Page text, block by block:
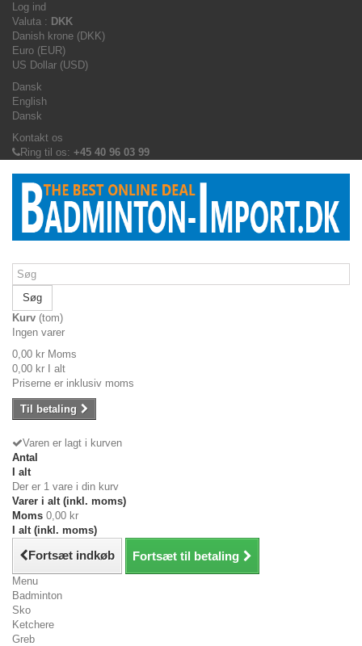
Log ind
Valuta : DKK
Danish krone (DKK)
Euro (EUR)
US Dollar (USD)
Dansk
English
Dansk
Kontakt os
Ring til os: +45 40 96 03 99
Søg
Kurv (tom)
Ingen varer
0,00 kr Moms
0,00 kr I alt
Priserne er inklusiv moms
Til betaling
Varen er lagt i kurven
Antal
I alt
Der er 1 vare i din kurv
Varer i alt (inkl. moms)
Moms 0,00 kr
I alt (inkl. moms)
Fortsæt indkøb Fortsæt til betaling
Menu
Badminton
Sko
Ketchere
Greb